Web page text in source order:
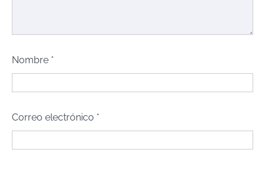
Nombre *
Correo electrónico *